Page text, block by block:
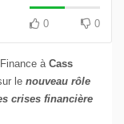
0 0
à Cass
le nouveau rôle
crises financière